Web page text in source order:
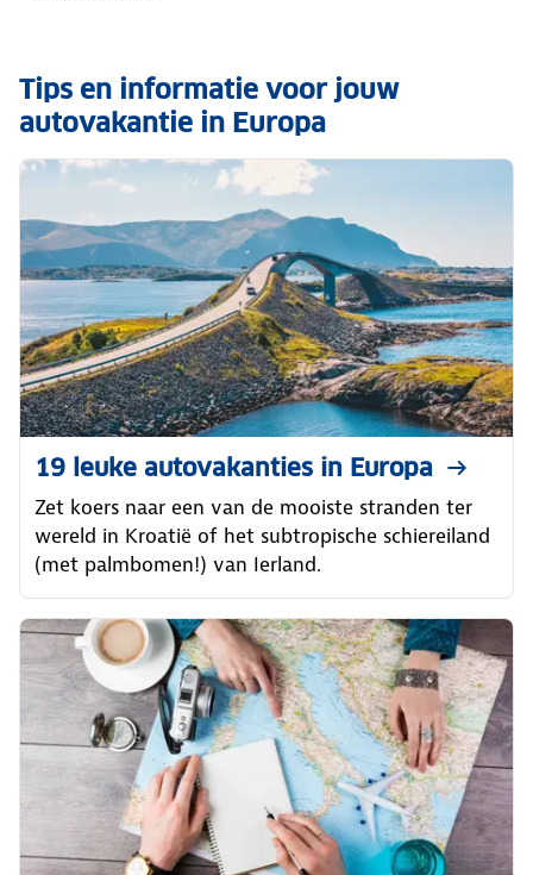
Tips en informatie voor jouw
autovakantie in Europa
19 leuke autovakanties in Europa
Zet koers naar een van de mooiste stranden ter
wereld in Kroatië of het subtropische schiereiland
(met palmbomen!) van Ierland.